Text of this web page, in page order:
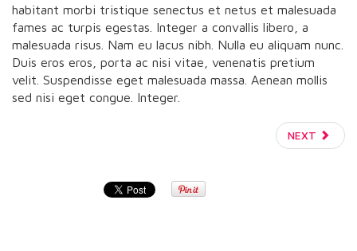
habitant morbi tristique senectus et netus et malesuada
fames ac turpis egestas. Integer a convallis libero, a
malesuada risus. Nam eu lacus nibh. Nulla eu aliquam nunc.
Duis eros eros, porta ac nisi vitae, venenatis pretium
velit. Suspendisse eget malesuada massa. Aenean mollis
sed nisi eget congue. Integer.
NEXT